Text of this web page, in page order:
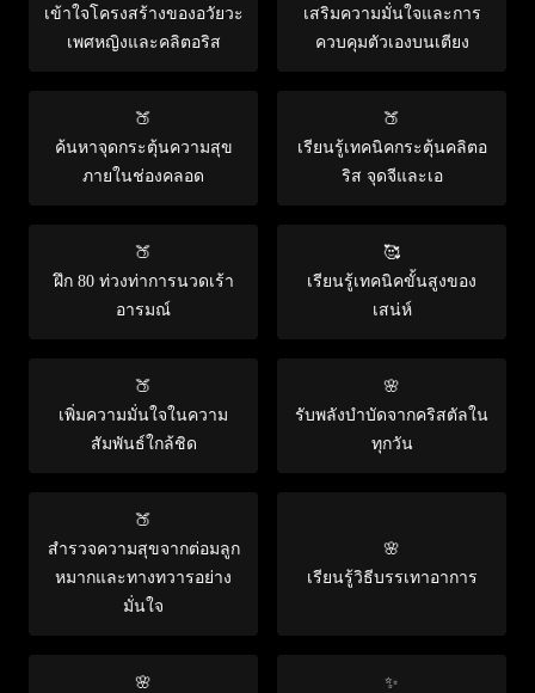
เข้าใจโครงสร้างของอวัยวะ
เพศหญิงและคลิตอริส
เสริมความมั่นใจและการ
ควบคุมตัวเองบนเตียง
🍑
ค้นหาจุดกระตุ้นความสุข
ภายในช่องคลอด
🍑
เรียนรู้เทคนิคกระตุ้นคลิตอ
ริส จุดจีและเอ
🍑
ฝึก 80 ท่วงท่าการนวดเร้า
อารมณ์
🥰
เรียนรู้เทคนิคขั้นสูงของ
เสน่ห์
🍑
เพิ่มความมั่นใจในความ
สัมพันธ์ใกล้ชิด
🌸
รับพลังบำบัดจากคริสตัลใน
ทุกวัน
🍑
สำรวจความสุขจากต่อมลูก
หมากและทางทวารอย่าง
มั่นใจ
🌸
เรียนรู้วิธีบรรเทาอาการ
🌸
✨